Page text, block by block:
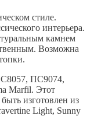
стиле.
интерьера.
камнем
Возможна
ПС9074,
Marfil. Этот
изготовлен из
Light, Sunny